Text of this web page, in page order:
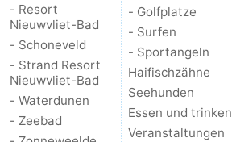
- Resort
Nieuwvliet-Bad
- Schoneveld
- Strand Resort
Nieuwvliet-Bad
- Waterdunen
- Zeebad
- Golfplatze
- Surfen
- Sportangeln
Haifischzähne
Seehunden
Essen und trinken
Veranstaltungen